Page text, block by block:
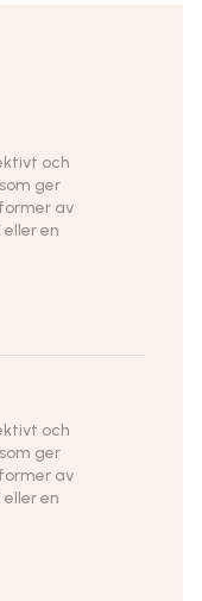
och
ger
av
en
och
ger
av
en